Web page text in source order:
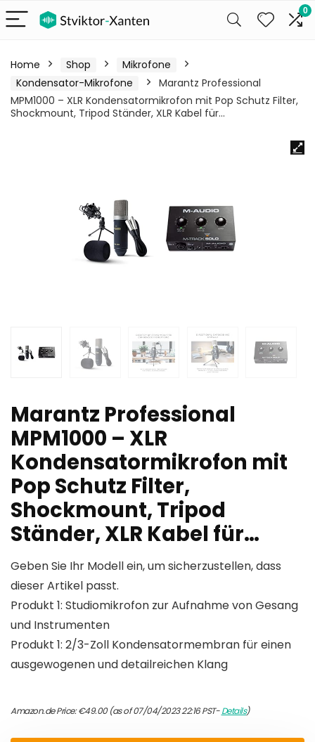
0
Home Shop
Mikrofone
Kondensator-Mikrofone
Marantz Professional
MPM1000 – XLR Kondensatormikrofon mit Pop Schutz Filter,
Shockmount, Tripod Ständer, XLR Kabel für…
Marantz Professional
MPM1000 – XLR
Kondensatormikrofon mit
Pop Schutz Filter,
Shockmount, Tripod
Ständer, XLR Kabel für…
Geben Sie Ihr Modell ein, um sicherzustellen, dass
dieser Artikel passt.
Produkt 1: Studiomikrofon zur Aufnahme von Gesang
und Instrumenten
Produkt 1: 2/3-Zoll Kondensatormembran für einen
ausgewogenen und detailreichen Klang
Amazon.de Price:€49.00(as of 07/04/2023 22:16 PST-Details)